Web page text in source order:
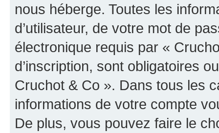
nous héberge. Toutes les
d’utilisateur, de votre mot de
électronique requis par «
d’inscription, sont obligatoires
Cruchot & Co ». Dans tous les
informations de votre compte
De plus, vous pouvez faire le